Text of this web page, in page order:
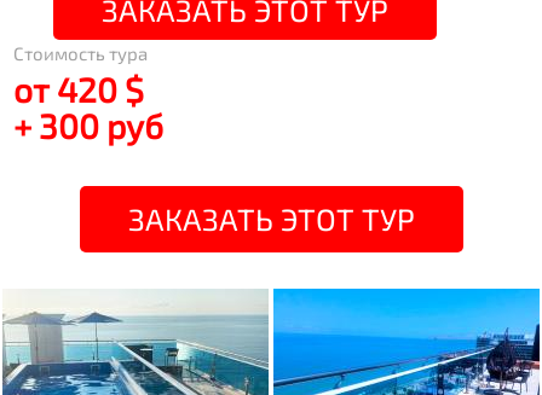
ЗАКАЗАТЬ ЭТОТ ТУР
Стоимость тура
от 420 $
+ 300 руб
ЗАКАЗАТЬ ЭТОТ ТУР